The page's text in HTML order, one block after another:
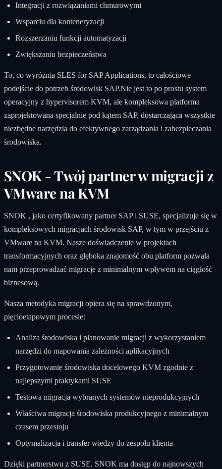
Integracji z rozwiązaniami chmurowymi
Wsparciu dla konteneryzacji
Rozszerzaniu funkcji automatyzacji
Zwiększaniu bezpieczeństwa
To, co wyróżnia SLES for SAP Applications, to całościowe
podejście do potrzeb środowisk SAP.Nie jest to po prostu system
operacyjny z hypervisorem KVM, ale kompleksowa platforma
zaprojektowana specjalnie pod kątem SAP, dostarczająca wszystkie
niezbędne narzędzia do efektywnego zarządzania i zabezpieczania
środowiska.
SNOK - Twój partner w migracji z
VMware na KVM
SNOK , jako certyfikowany partner SAP i SUSE, specjalizuje się w
kompleksowych migracjach środowisk SAP, w tym w przejściu z
VMware na KVM. Nasze doświadczenie w projektach
transformacyjnych oraz głęboka znajomość obu platform pozwala
nam przeprowadzać migracje z minimalnym wpływem na ciągłość
biznesową.
Nasza metodyka migracji opiera się na sprawdzonym,
pięcioetapowym procesie:
Analiza środowiska i planowanie migracji z wykorzystaniem
narzędzi do mapowania zależności aplikacyjnych
Przygotowanie środowiska docelowego KVM zgodnie z
najlepszymi praktykami SUSE
Testowa migracja wybranych systemów nieprodukcyjnych
Właściwa migracja środowiska produkcyjnego z minimalnym
czasem przestoju
Optymalizacja i transfer wiedzy do zespołu klienta
Dzięki partnerstwu z SUSE, SNOK ma dostęp do najnowszych